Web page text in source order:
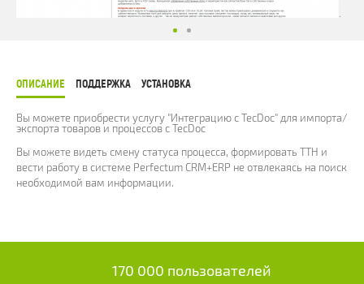
ОПИСАНИЕ ПОДДЕРЖКА УСТАНОВКА
Вы можете приобрести услугу "Интеграцию с TecDoc" для импорта/
экспорта товаров и процессов с TecDoc
Вы можете видеть смену статуса процесса, формировать ТТН и
вести работу в системе Perfectum CRM+ERP не отвлекаясь на поиск
необходимой вам информации.
170 000 пользователей